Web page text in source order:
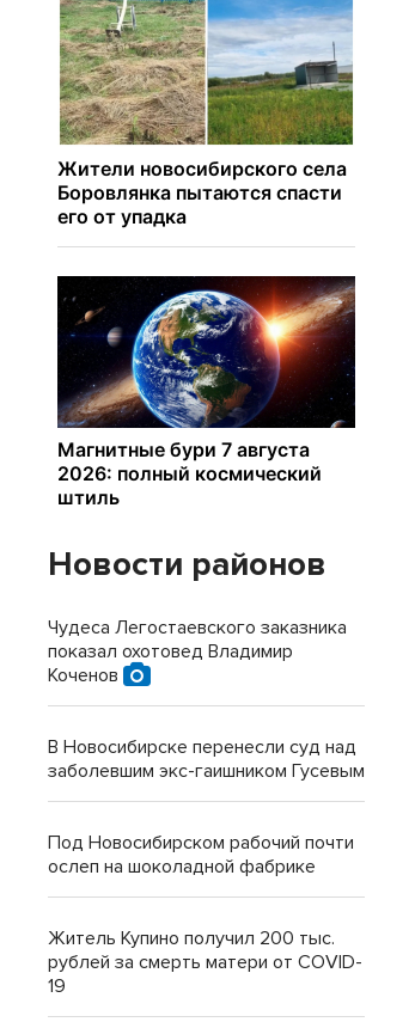
Новости районов
Чудеса Легостаевского заказника
показал охотовед Владимир
Коченов
В Новосибирске перенесли суд над
заболевшим экс-гаишником Гусевым
Под Новосибирском рабочий почти
ослеп на шоколадной фабрике
Житель Купино получил 200 тыс.
рублей за смерть матери от COVID-
19